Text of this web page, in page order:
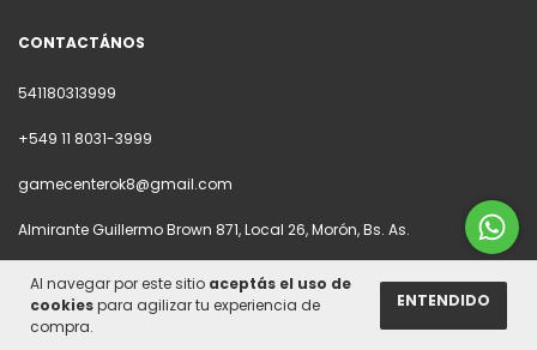
Al navegar por este sitio aceptás el uso de
cookiespara agilizar tu experiencia de
compra.
ENTENDIDO
CONTACTÁNOS
541180313999
+549 11 8031-3999
gamecenterok8@gmail.com
Almirante Guillermo Brown 871, Local 26, Morón, Bs. As.
ENTERATE NOVEDADES PRIMERO QUE NADIE!